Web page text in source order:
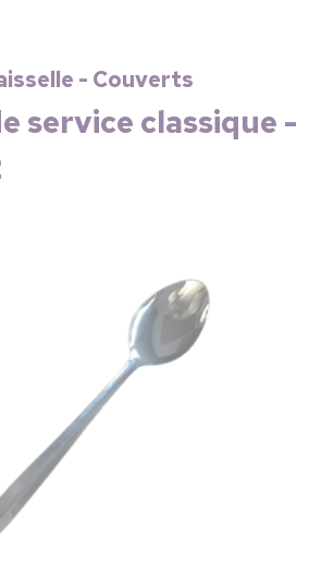
- Couverts
service classique -